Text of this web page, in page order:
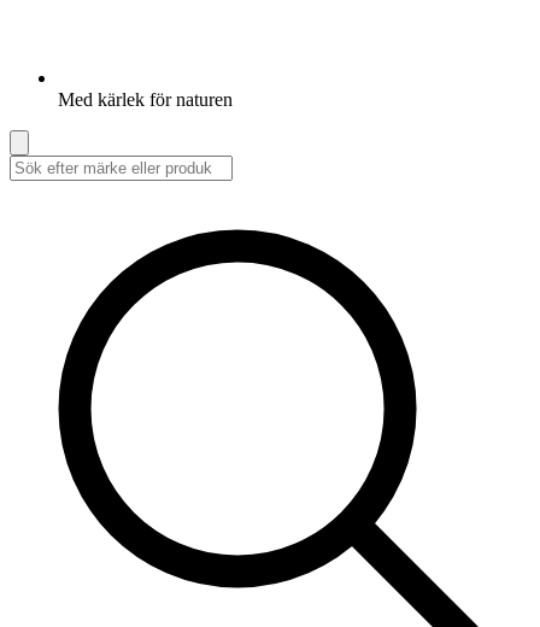
Med kärlek för naturen